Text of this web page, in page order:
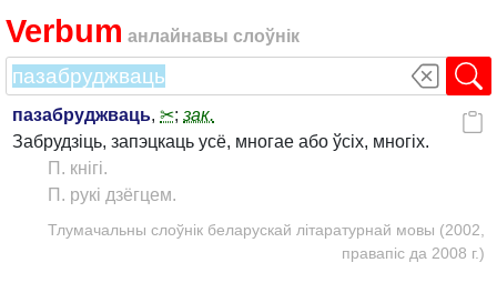
Verbum анлайнавы слоўнік
пазабруджваць, ✂; зак.
Забрудзіць, запэцкаць усё, многае або ўсіх, многіх.
П. кнігі.
П. рукі дзёгцем.
Тлумачальны слоўнік беларускай літаратурнай мовы (2002,
правапіс да 2008 г.)